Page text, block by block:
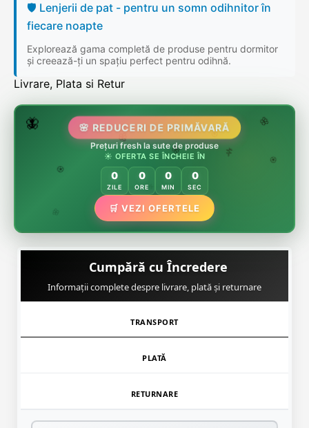
🛡️ Lenjerii de pat - pentru un somn odihnitor în
fiecare noapte
Explorează gama completă de produse pentru dormitor
și creează-ți un spațiu perfect pentru odihnă.
Livrare, Plata si Retur
🌸
🌸
🌿
🌸
🏵️
🌷
🦋 🌸 REDUCERI DE PRIMĂVARĂ
Prețuri fresh la sute de produse
☀️ OFERTA SE ÎNCHEIE ÎN
0
ZILE
0
ORE
0
MIN
0
SEC
🛒 VEZI OFERTELE
Cumpără cu Încredere
Informații complete despre livrare, plată și returnare
TRANSPORT
PLATĂ
RETURNARE